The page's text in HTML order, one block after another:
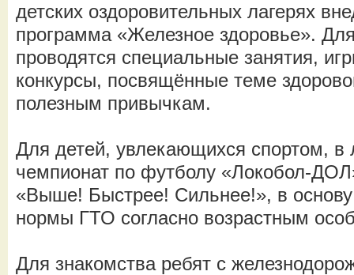
детских оздоровительных лагерях
программа «Железное здоровье».
проводятся специальные занятия,
конкурсы, посвящённые теме
полезным привычкам.
Для детей, увлекающихся спортом, в
чемпионат по футболу «Локобол-
«Выше! Быстрее! Сильнее!», в основу
нормы ГТО согласно возрастным
Для знакомства ребят с